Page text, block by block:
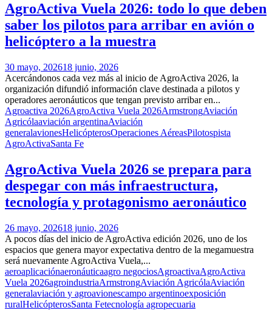
AgroActiva Vuela 2026: todo lo que deben
saber los pilotos para arribar en avión o
helicóptero a la muestra
30 mayo, 202618 junio, 2026
Acercándonos cada vez más al inicio de AgroActiva 2026, la
organización difundió información clave destinada a pilotos y
operadores aeronáuticos que tengan previsto arribar en...
Agroactiva 2026AgroActiva Vuela 2026ArmstrongAviación
Agricólaaviación argentinaAviación
generalavionesHelicópterosOperaciones AéreasPilotospista
AgroActivaSanta Fe
AgroActiva Vuela 2026 se prepara para
despegar con más infraestructura,
tecnología y protagonismo aeronáutico
26 mayo, 202618 junio, 2026
A pocos días del inicio de AgroActiva edición 2026, uno de los
espacios que genera mayor expectativa dentro de la megamuestra
será nuevamente AgroActiva Vuela,...
aeroaplicaciónaeronáuticaagro negociosAgroactivaAgroActiva
Vuela 2026agroindustriaArmstrongAviación AgricólaAviación
generalaviación y agroavionescampo argentinoexposición
ruralHelicópterosSanta Fetecnología agropecuaria